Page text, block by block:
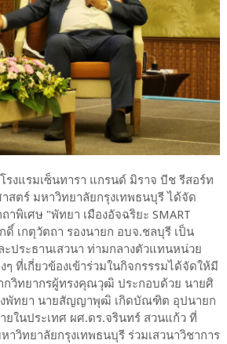
รงแรมเซ็นทารา แกรนด์ มิราจ บีช รีสอร์ท
สตร์ มหาวิทยาลัยกรุงเทพธนบุรี ได้จัด
าพิเศษ "พัทยา เมืองอัจฉริยะ SMART
เกตุวัตถา รองนายก อบจ.ชลบุรี เป็น
ะประธานเสวนา ท่ามกลางตัวแทนหน่วย
ที่เกี่ยวข้องเข้าร่วมในกิจกรรรมได้จัดให้มี
กวิทยากรผู้ทรงคุณวุฒิ ประกอบด้วย นายศิ
งพัทยา นายสัญญาพุฒิ เกิดบัณฑิต อุปนายก
ยในประเทศ ผศ.ดร.จรินทร์ สวนแก้ว ที่
วิทยาลัยกรุงเทพธนบุรี ร่วมเสวนาวิชาการ